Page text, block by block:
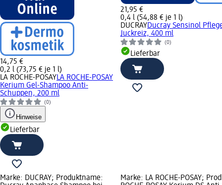
14,75 €
0,2 l (73,75 € je 1 l)
LA ROCHE-POSAYLA ROCHE-POSAY
Kerium Gel-Shampoo Anti-
Schuppen, 200 ml
(0)
Hinweise
Lieferbar
21,95 €
0,4 l (54,88 € je 1 l)
DUCRAYDucray Sensinol
Juckreiz, 400 ml
(0)
Lieferbar
Marke: DUCRAY; Produktname:
Marke: LA ROCHE-POSAY;